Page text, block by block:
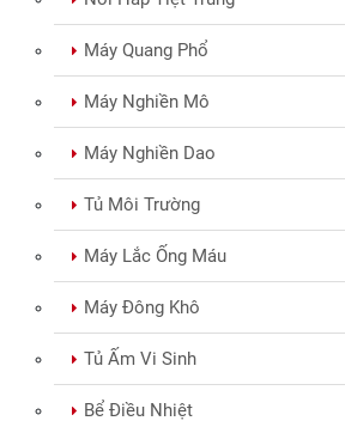
Máy Quang Phổ
Máy Nghiền Mô
Máy Nghiền Dao
Tủ Môi Trường
Máy Lắc Ống Máu
Máy Đông Khô
Tủ Ấm Vi Sinh
Bể Điều Nhiệt